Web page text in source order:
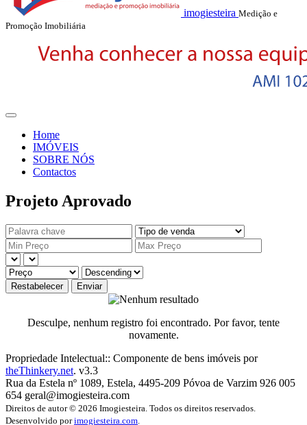
imogiesteira Medição e
Promoção Imobiliária
Home
IMÓVEIS
SOBRE NÓS
Contactos
Projeto Aprovado
Restabelecer Enviar
Desculpe, nenhum registro foi encontrado. Por favor, tente
novamente.
Propriedade Intelectual:: Componente de bens imóveis por
theThinkery.net. v3.3
Rua da Estela nº 1089, Estela, 4495-209 Póvoa de Varzim 926 005
654 geral@imogiesteira.com
Direitos de autor © 2026 Imogiesteira. Todos os direitos reservados.
Desenvolvido porimogiesteira.com